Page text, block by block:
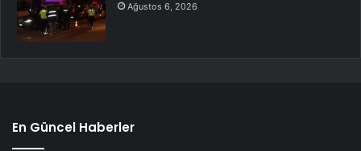
Ağustos 6, 2026
En Güncel Haberler